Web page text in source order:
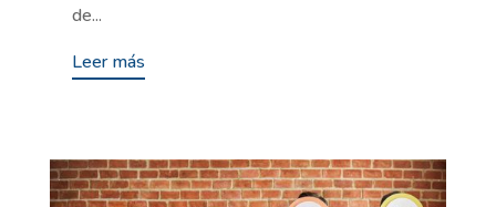
de...
Leer más